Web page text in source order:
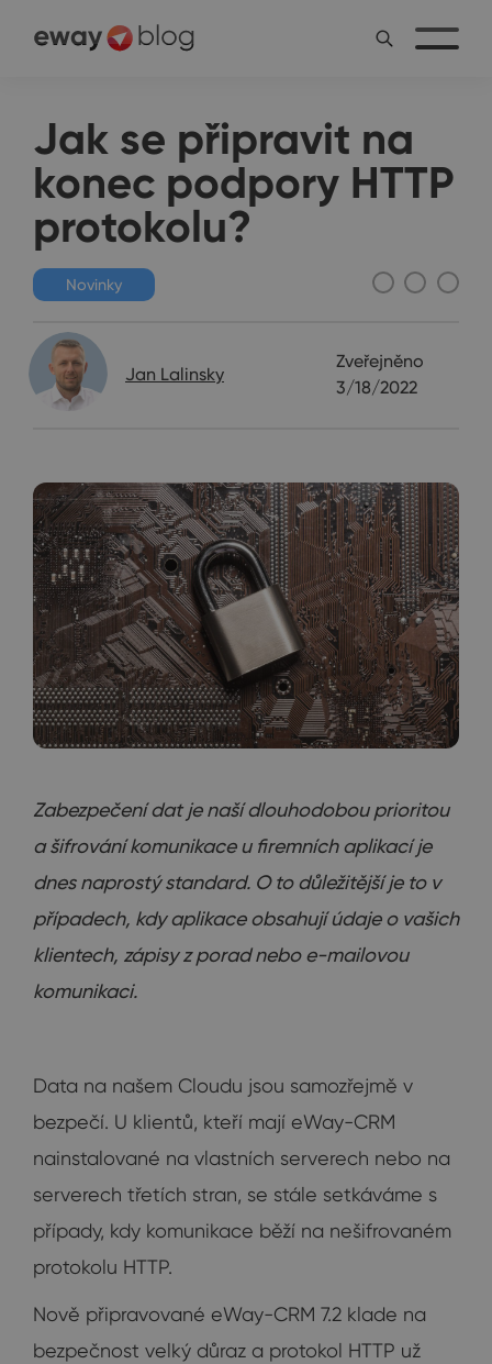
Jak se připravit na
konec podpory HTTP
protokolu?
Novinky
Jan Lalinsky
Zveřejněno
3/18/2022
Zabezpečení dat je naší dlouhodobou prioritou
a šifrování komunikace u firemních aplikací je
dnes naprostý standard. O to důležitější je to v
případech, kdy aplikace obsahují údaje o vašich
klientech, zápisy z porad nebo e-mailovou
komunikaci.
Data na našem Cloudu jsou samozřejmě v
bezpečí. U klientů, kteří mají eWay-CRM
nainstalované na vlastních serverech nebo na
serverech třetích stran, se stále setkáváme s
případy, kdy komunikace běží na nešifrovaném
protokolu HTTP.
Nově připravované eWay-CRM 7.2 klade na
bezpečnost velký důraz a protokol HTTP už